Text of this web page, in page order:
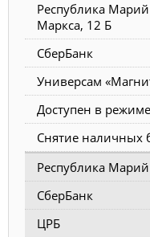
Республика
Маркса, 12 Б
СберБанк
Универсам
Доступен в
Снятие наличных
Республика
СберБанк
ЦРБ